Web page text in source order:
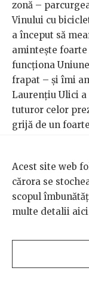
zonă –
Vinului cu
a început să
amintește
funcționa
frapat – și îmi
Laurențiu Ulici a
tuturor celor
grijă de un
care era bolnav
Mălaicu-
eveniment,
Acest site web
cărora se
scopul
multe detalii aici